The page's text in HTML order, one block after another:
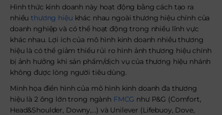
Hình thức kinh doanh này hoạt động bằng cách tạo ra
nhiềuthương hiệu khác nhau ngoài thương hiệu chính của
doanh nghiệp và có thể hoạt động trong nhiều lĩnh vực
khác nhau. Lợi ích của mô hình kinh doanh nhiều thương
hiệu là có thể giảm thiểu rủi ro hình ảnh thương hiệu chính
bị ảnh hưởng khi sản phẩm/dịch vụ của thương hiệu nhánh
không được lòng người tiêu dùng.
Minh họa điển hình của mô hình kinh doanh đa thương
hiệu là 2 ông lớn trong ngành FMCG như P&G (Comfort,
Head&Shoulder, Downy,…) và Unilever (Lifebuoy, Dove,